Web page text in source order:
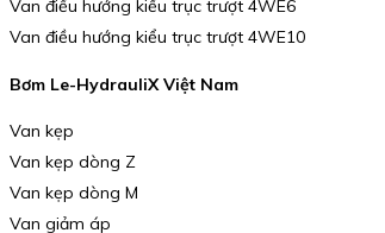
Van điều hướng kiểu trục trượt 4WE6
Van điều hướng kiểu trục trượt 4WE10
Bơm Le-HydrauliX Việt Nam
Van kẹp
Van kẹp dòng Z
Van kẹp dòng M
Van giảm áp